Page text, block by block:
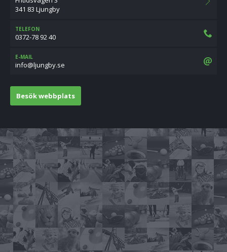
341 83 Ljungby
TELEFON
0372-78 92 40
E-MAIL
es.ybgnujl@ofni
Besök webbplats